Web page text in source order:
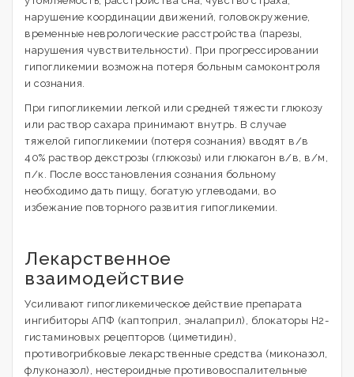
нарушение координации движений, головокружение,
временные неврологические расстройства (парезы,
нарушения чувствительности). При прогрессировании
гипогликемии возможна потеря больным самоконтроля
и сознания.
При гипогликемии легкой или средней тяжести глюкозу
или раствор сахара принимают внутрь. В случае
тяжелой гипогликемии (потеря сознания) вводят в/в
40% раствор декстрозы (глюкозы) или глюкагон в/в, в/м,
п/к. После восстановления сознания больному
необходимо дать пищу, богатую углеводами, во
избежание повторного развития гипогликемии.
Лекарственное
взаимодействие
Усиливают гипогликемическое действие препарата
ингибиторы АПФ (каптоприл, эналаприл), блокаторы Н2-
гистаминовых рецепторов (циметидин),
противогрибковые лекарственные средства (миконазол,
флуконазол), нестероидные противовоспалительные